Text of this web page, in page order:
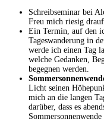
Schreibseminar bei
Freu mich riesig drauf
Ein Termin, auf den
Tageswanderung in
werde ich einen Tag
welche Gedanken,
begegnen werden.
Licht seinen
mich an die langen
darüber, dass es